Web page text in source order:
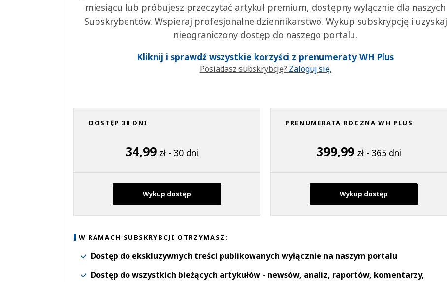
miesiącu lub próbujesz przeczytać artykuł premium, dostępny wyłącznie dla naszych
Subskrybentów. Wspieraj profesjonalne dziennikarstwo. Wykup subskrypcję i uzyskaj
nieograniczony dostęp do naszego portalu.
Kliknij i sprawdź wszystkie korzyści z prenumeraty WH Plus
Posiadasz subskrybcję? Zaloguj się.
DOSTĘP 30 DNI
34,99 zł - 30 dni
Wykup dostęp
PRENUMERATA ROCZNA WH PLUS
399,99 zł - 365 dni
Wykup dostęp
W RAMACH SUBSKRYBCJI OTRZYMASZ:
Dostęp do ekskluzywnych treści publikowanych wyłącznie na naszym portalu
Dostęp do wszystkich bieżących artykułów - newsów, analiz, raportów, komentarzy,